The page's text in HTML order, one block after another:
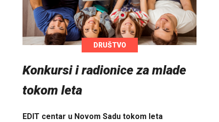
DRUŠTVO
Konkursi i radionice za mlade
tokom leta
EDIT centar u Novom Sadu tokom leta